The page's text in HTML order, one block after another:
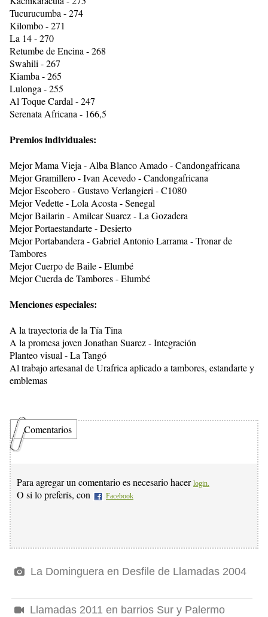
Tucurucumba - 274
Kilombo - 271
La 14 - 270
Retumbe de Encina - 268
Swahili - 267
Kiamba - 265
Lulonga - 255
Al Toque Cardal - 247
Serenata Africana - 166,5
Premios individuales:
Mejor Mama Vieja - Alba Blanco Amado - Candongafricana
Mejor Gramillero - Ivan Acevedo - Candongafricana
Mejor Escobero - Gustavo Verlangieri - C1080
Mejor Vedette - Lola Acosta - Senegal
Mejor Bailarin - Amilcar Suarez - La Gozadera
Mejor Portaestandarte - Desierto
Mejor Portabandera - Gabriel Antonio Larrama - Tronar de
Tambores
Mejor Cuerpo de Baile - Elumbé
Mejor Cuerda de Tambores - Elumbé
Menciones especiales:
A la trayectoria de la Tía Tina
A la promesa joven Jonathan Suarez - Integración
Planteo visual - La Tangó
Al trabajo artesanal de Urafrica aplicado a tambores, estandarte y
emblemas
Comentarios
Para agregar un comentario es necesario hacer login.
O si lo preferís, con Facebook
La Dominguera en Desfile de Llamadas 2004
Llamadas 2011 en barrios Sur y Palermo